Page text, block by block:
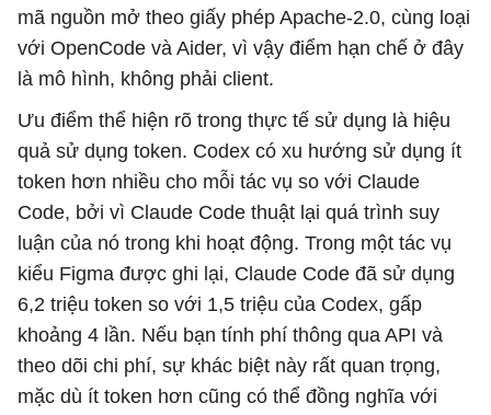
mã nguồn mở theo giấy phép Apache-2.0, cùng loại
với OpenCode và Aider, vì vậy điểm hạn chế ở đây
là mô hình, không phải client.
Ưu điểm thể hiện rõ trong thực tế sử dụng là hiệu
quả sử dụng token. Codex có xu hướng sử dụng ít
token hơn nhiều cho mỗi tác vụ so với Claude
Code, bởi vì Claude Code thuật lại quá trình suy
luận của nó trong khi hoạt động. Trong một tác vụ
kiểu Figma được ghi lại, Claude Code đã sử dụng
6,2 triệu token so với 1,5 triệu của Codex, gấp
khoảng 4 lần. Nếu bạn tính phí thông qua API và
theo dõi chi phí, sự khác biệt này rất quan trọng,
mặc dù ít token hơn cũng có thể đồng nghĩa với